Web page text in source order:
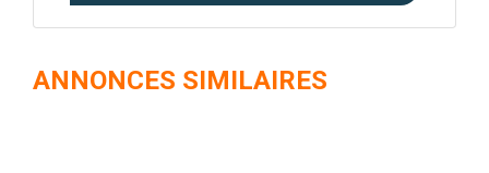
ANNONCES SIMILAIRES